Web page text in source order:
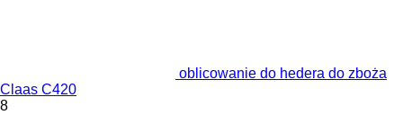
oblicowanie do hedera do zboża
Claas C420
8